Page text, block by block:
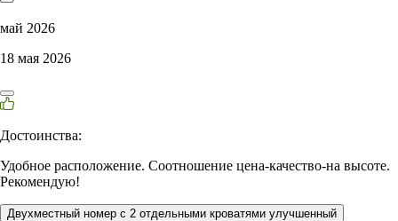
май 2026
18 мая 2026
Достоинства:
Удобное расположение. Соотношение цена-качество-на высоте.
Рекомендую!
Двухместный номер с 2 отдельными кроватями улучшенный